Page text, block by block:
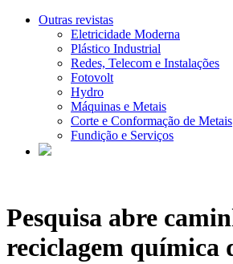
Outras revistas
Eletricidade Moderna
Plástico Industrial
Redes, Telecom e Instalações
Fotovolt
Hydro
Máquinas e Metais
Corte e Conformação de Metais
Fundição e Serviços
Pesquisa abre
reciclagem química